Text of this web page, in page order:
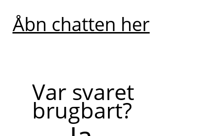
Åbn chatten her
Var svaret
brugbart?